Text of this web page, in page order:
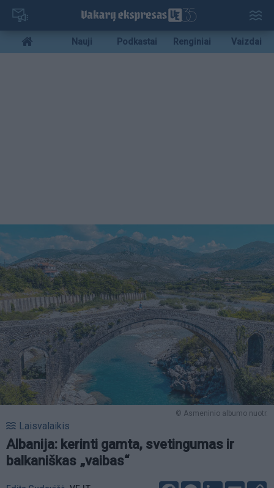
Pereiti
pagrindinį
turinį
Mobile
menu
Nauji Podkastai Renginiai Vaizdai
© Asmeninio albumo nuotr.
Laisvalaikis
Albanija: kerinti gamta, svetingumas ir
balkaniškas „vaibas“